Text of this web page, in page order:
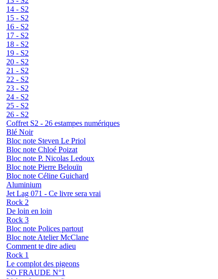
14 - S2
15 - S2
16 - S2
17 - S2
18 - S2
19 - S2
20 - S2
21 - S2
22 - S2
23 - S2
24 - S2
25 - S2
26 - S2
Coffret S2 - 26 estampes numériques
Blé Noir
Bloc note Steven Le Priol
Bloc note Chloé Poizat
Bloc note P. Nicolas Ledoux
Bloc note Pierre Belouïn
Bloc note Céline Guichard
Aluminium
Jet Lag 071 - Ce livre sera vrai
Rock 2
De loin en loin
Rock 3
Bloc note Polices partout
Bloc note Atelier McClane
Comment te dire adieu
Rock 1
Le complot des pigeons
SO FRAUDE N°1